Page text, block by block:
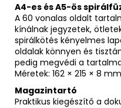
A4-es és A5-ös
A 60 vonalas oldalt
kínálnak jegyzetek,
spirálkötés kényelmes
oldalak könnyen és
pedig megvédi a
Méretek: 162 × 215 × 8
Magazintartó
Praktikus kiegészítő a